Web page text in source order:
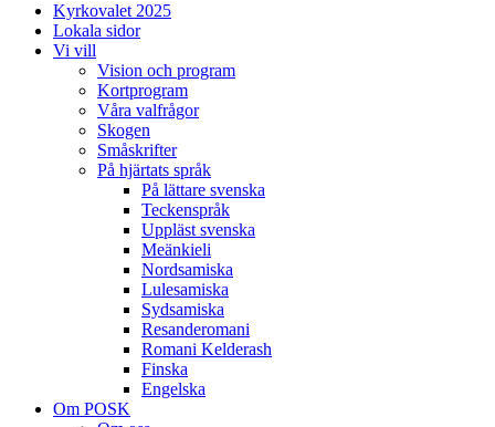
Kyrkovalet 2025
Lokala sidor
Vi vill
Vision och program
Kortprogram
Våra valfrågor
Skogen
Småskrifter
På hjärtats språk
På lättare svenska
Teckenspråk
Uppläst svenska
Meänkieli
Nordsamiska
Lulesamiska
Sydsamiska
Resanderomani
Romani Kelderash
Finska
Engelska
Om POSK